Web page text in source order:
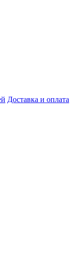
Доставка и оплата